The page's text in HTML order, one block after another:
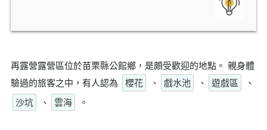
再露營露營區位於苗栗縣公館鄉，是頗受歡迎的地點。 親身體
驗過的旅客之中，有人認為
櫻花 、 戲水池 、 遊戲區
、
沙坑
、 雲海 。